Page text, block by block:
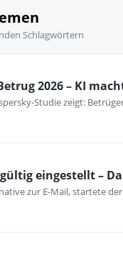
Schlagwörtern
2026 – KI
Studie zeigt:
eingestellt –
zur E-Mail, startete